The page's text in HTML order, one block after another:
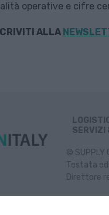
operative e cifre
ALLA
SERVIZI
© SUPPLY
Testata
Direttore